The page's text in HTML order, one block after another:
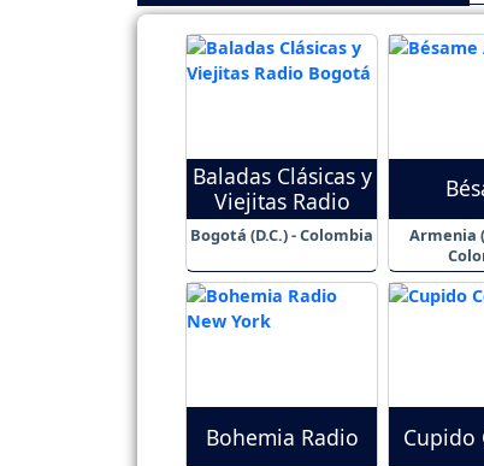
Baladas Clásicas y
Viejitas Radio
Bogotá (D.C.) - Colombia
Armenia
Bohemia Radio Cupido